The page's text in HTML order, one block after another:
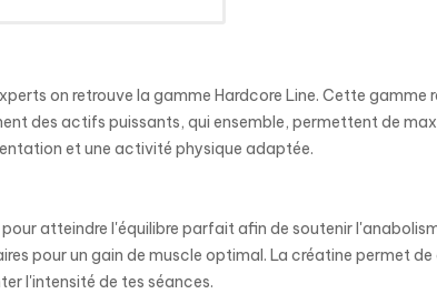
on retrouve la gamme Hardcore Line. Cette
des actifs puissants, qui ensemble, permettent de
et une activité physique adaptée.
atteindre l'équilibre parfait afin de soutenir
pour un gain de muscle optimal. La créatine permet
l'intensité de tes séances.